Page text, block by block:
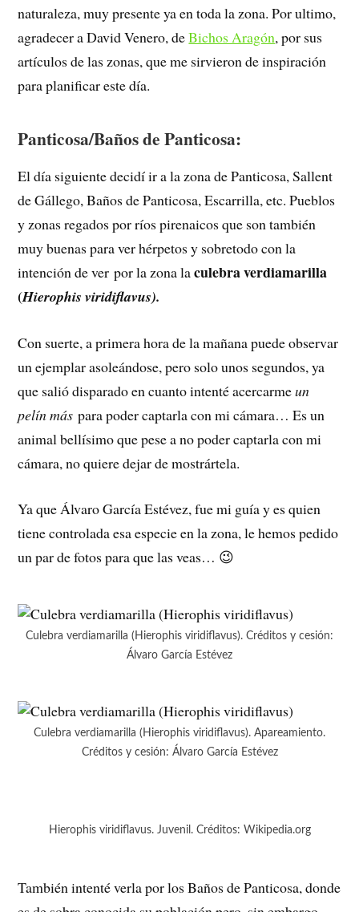
naturaleza, muy presente ya en toda la zona. Por ultimo,
agradecer a David Venero, deBichos Aragón, por sus
artículos de las zonas, que me sirvieron de inspiración
para planificar este día.
Panticosa/Baños de Panticosa:
El día siguiente decidí ir a la zona de Panticosa, Sallent
de Gállego, Baños de Panticosa, Escarrilla, etc. Pueblos
y zonas regados por ríos pirenaicos que son también
muy buenas para ver hérpetos y sobretodo con la
intención de ver por la zona laculebra verdiamarilla
(Hierophis viridiflavus).
Con suerte, a primera hora de la mañana puede observar
un ejemplar asoleándose, pero solo unos segundos, ya
que salió disparado en cuanto intenté acercarmeun
pelín máspara poder captarla con mi cámara… Es un
animal bellísimo que pese a no poder captarla con mi
cámara, no quiere dejar de mostrártela.
Ya que Álvaro García Estévez, fue mi guía y es quien
tiene controlada esa especie en la zona, le hemos pedido
un par de fotos para que las veas… 😉
Culebra verdiamarilla (Hierophis viridiflavus). Créditos y cesión:
Álvaro García Estévez
Culebra verdiamarilla (Hierophis viridiflavus). Apareamiento.
Créditos y cesión: Álvaro García Estévez
Hierophis viridiflavus. Juvenil. Créditos: Wikipedia.org
También intenté verla por los Baños de Panticosa, donde